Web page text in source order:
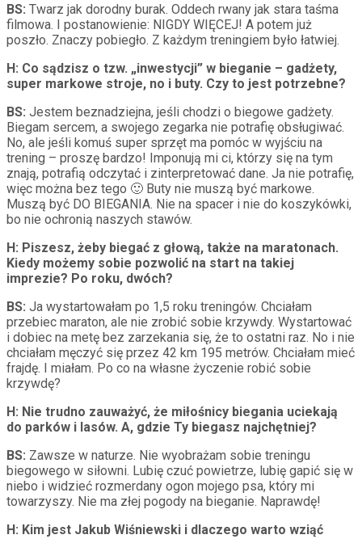
BS: Twarz jak dorodny burak. Oddech rwany jak stara taśma
filmowa. I postanowienie: NIGDY WIĘCEJ! A potem już
poszło. Znaczy pobiegło. Z każdym treningiem było łatwiej.
H: Co sądzisz o tzw. „inwestycji” w bieganie – gadżety,
super markowe stroje, no i buty. Czy to jest potrzebne?
BS: Jestem beznadziejna, jeśli chodzi o biegowe gadżety.
Biegam sercem, a swojego zegarka nie potrafię obsługiwać.
No, ale jeśli komuś super sprzęt ma pomóc w wyjściu na
trening – proszę bardzo! Imponują mi ci, którzy się na tym
znają, potrafią odczytać i zinterpretować dane. Ja nie potrafię,
więc można bez tego 🙂 Buty nie muszą być markowe.
Muszą być DO BIEGANIA. Nie na spacer i nie do koszykówki,
bo nie ochronią naszych stawów.
H: Piszesz, żeby biegać z głową, także na maratonach.
Kiedy możemy sobie pozwolić na start na takiej
imprezie? Po roku, dwóch?
BS: Ja wystartowałam po 1,5 roku treningów. Chciałam
przebiec maraton, ale nie zrobić sobie krzywdy. Wystartować
i dobiec na metę bez zarzekania się, że to ostatni raz. No i nie
chciałam męczyć się przez 42 km 195 metrów. Chciałam mieć
frajdę. I miałam. Po co na własne życzenie robić sobie
krzywdę?
H: Nie trudno zauważyć, że miłośnicy biegania uciekają
do parków i lasów. A, gdzie Ty biegasz najchętniej?
BS: Zawsze w naturze. Nie wyobrażam sobie treningu
biegowego w siłowni. Lubię czuć powietrze, lubię gapić się w
niebo i widzieć rozmerdany ogon mojego psa, który mi
towarzyszy. Nie ma złej pogody na bieganie. Naprawdę!
H: Kim jest Jakub Wiśniewski i dlaczego warto wziąć